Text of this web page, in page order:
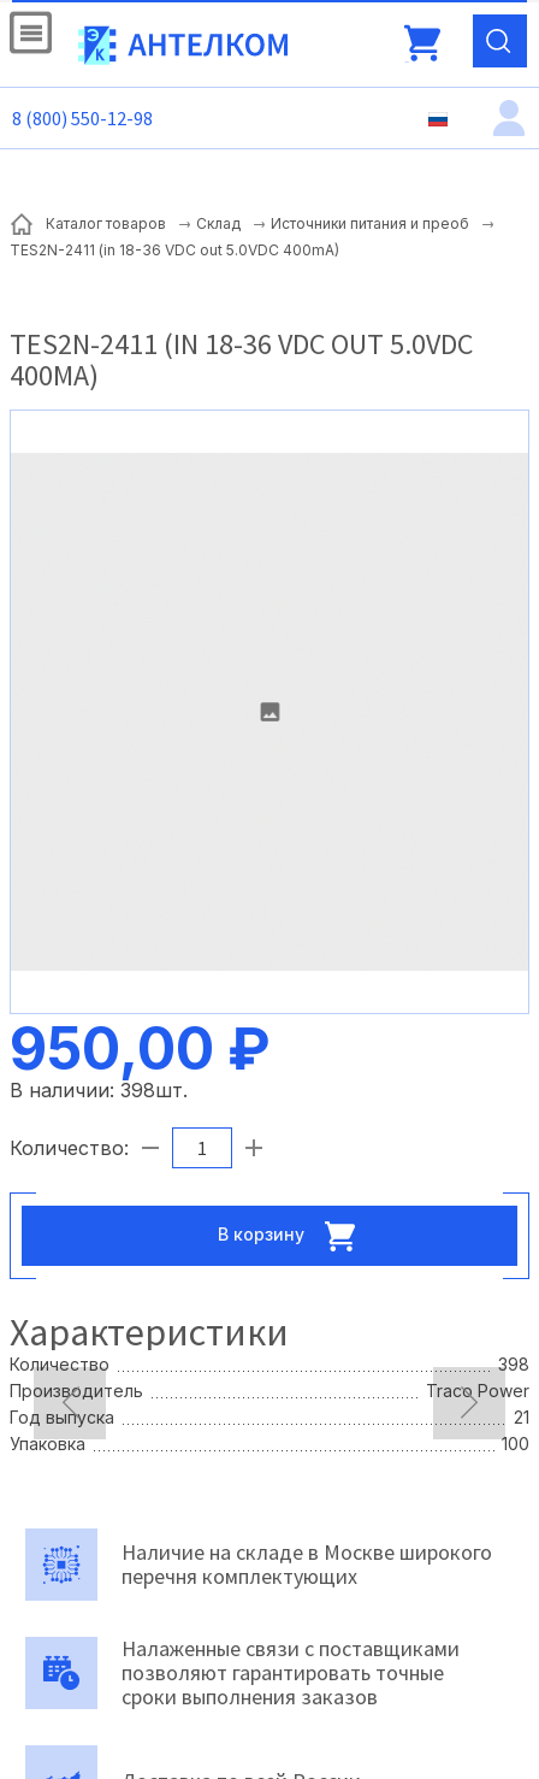
8 (800) 550-12-98
Каталог товаров Склад
Источники питания и преоб
TES2N-2411 (in 18-36 VDC out 5.0VDC 400mA)
TES2N-2411 (IN 18-36 VDC OUT 5.0VDC
400MA)
950,00 ₽
В наличии: 398шт.
Количество:
В корзину
Характеристики
Количество
398
Производитель
Traco Power
Год выпуска
21
Упаковка
100
Наличие на складе в Москве широкого
перечня комплектующих
Налаженные связи с поставщиками
позволяют гарантировать точные
сроки выполнения заказов